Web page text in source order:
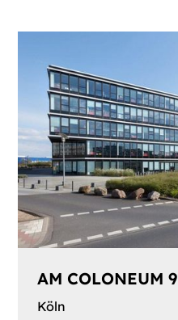
AM COLONEUM 9
Köln